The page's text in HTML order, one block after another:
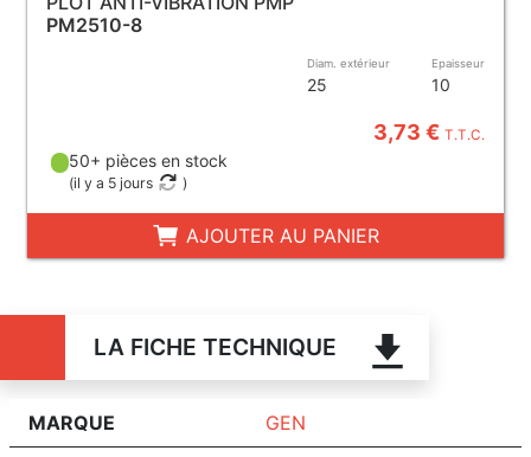
PM2510-8
Diam. extérieur
25
Epaisseur
10
3,73 €T.T.C.
50+ pièces en stock
(il y a 5 jours )
AJOUTER AU PANIER
LA FICHE TECHNIQUE
MARQUE GEN